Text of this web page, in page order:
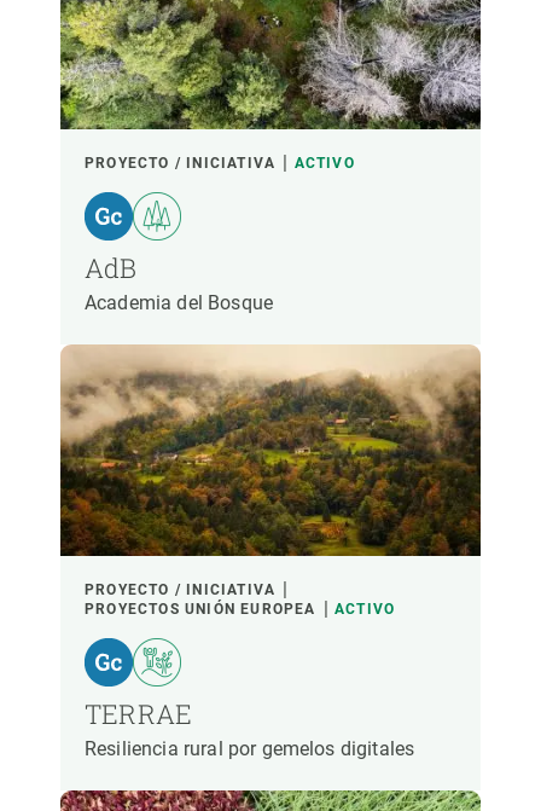
TEMAS TRANSVERSALES
LIDERADO POR
PARTICIPANTES
FINANCIACIÓN
AÑO DE INICIO
LIDERAZGO CREAF LIDERAZGO EXTERNO
- CUALQUIERA - ACTIVO
PROYECTO / INICIATIVA ACTIVO
AdB
Academia del Bosque
PROYECTO / INICIATIVA
PROYECTOS UNIÓN EUROPEA
ACTIVO
TERRAE
Resiliencia rural por gemelos digitales